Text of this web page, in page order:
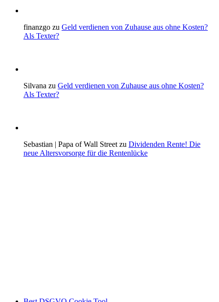
finanzgo zu Geld verdienen von Zuhause aus ohne Kosten?
Als Texter?
Silvana zu Geld verdienen von Zuhause aus ohne Kosten?
Als Texter?
Sebastian | Papa of Wall Street zu Dividenden Rente! Die
neue Altersvorsorge für die Rentenlücke